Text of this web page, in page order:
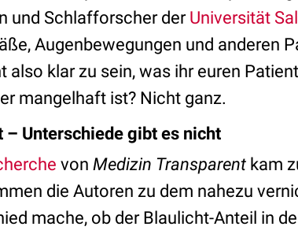
und Schlafforscher derUniversität
Augenbewegungen und anderen
also klar zu sein, was ihr euren
mangelhaft ist? Nicht ganz.
– Unterschiede gibt es nicht
von Medizin Transparent kam
die Autoren zu dem nahezu
mache, ob der Blaulicht-Anteil in